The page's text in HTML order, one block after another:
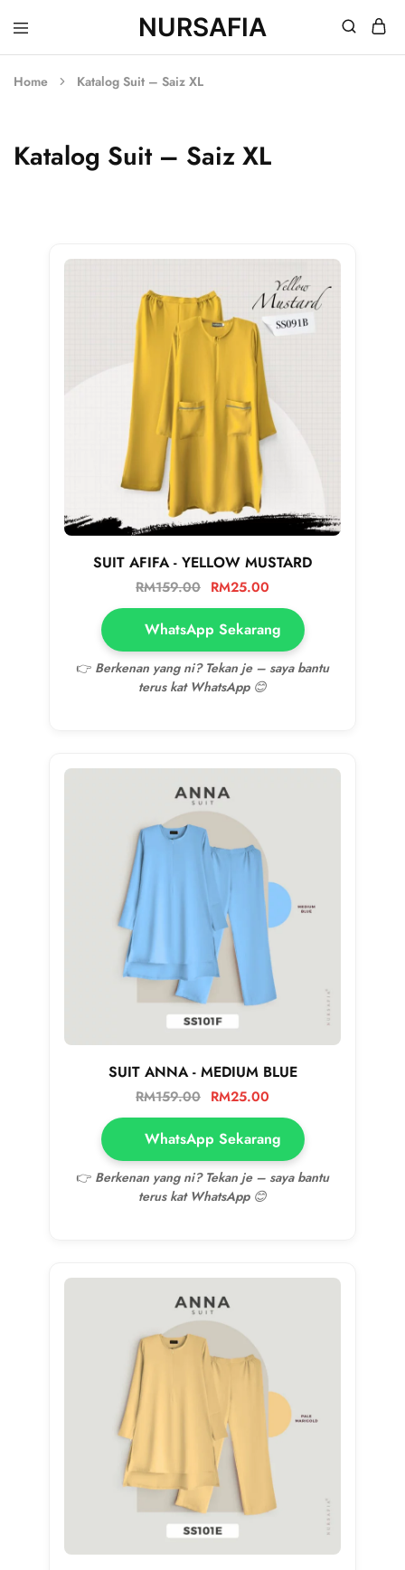
NURSAFIA
Nursafia
Truly
Home Katalog Suit – Saiz XL
Katalog Suit – Saiz XL
SUIT AFIFA - YELLOW MUSTARD
RM159.00 RM25.00
WhatsApp Sekarang
👉 Berkenan yang ni? Tekan je – saya bantu
terus kat WhatsApp 😊
SUIT ANNA - MEDIUM BLUE
RM159.00 RM25.00
WhatsApp Sekarang
👉 Berkenan yang ni? Tekan je – saya bantu
terus kat WhatsApp 😊